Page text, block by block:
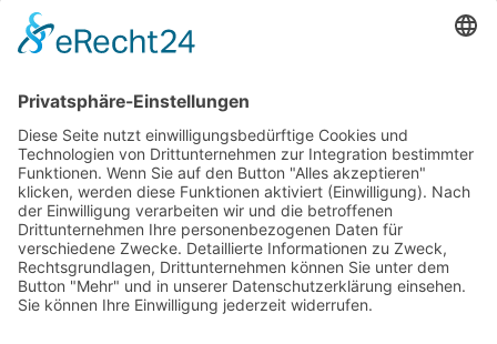
Best Practice
Termine
Büchereien
Weiterführende Schulen
Podcast
Abonniere unseren Newsletter